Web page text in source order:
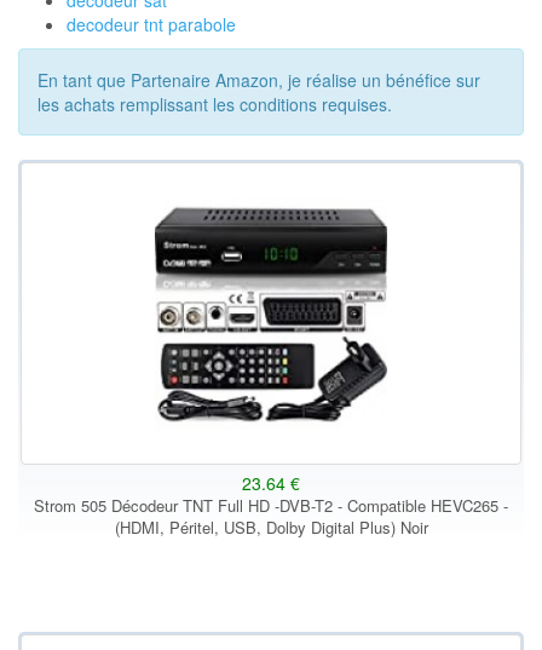
decodeur tnt parabole
En tant que Partenaire Amazon, je réalise un bénéfice sur
les achats remplissant les conditions requises.
23.64 €
Strom 505 Décodeur TNT Full HD -DVB-T2 - Compatible HEVC265 -
(HDMI, Péritel, USB, Dolby Digital Plus) Noir